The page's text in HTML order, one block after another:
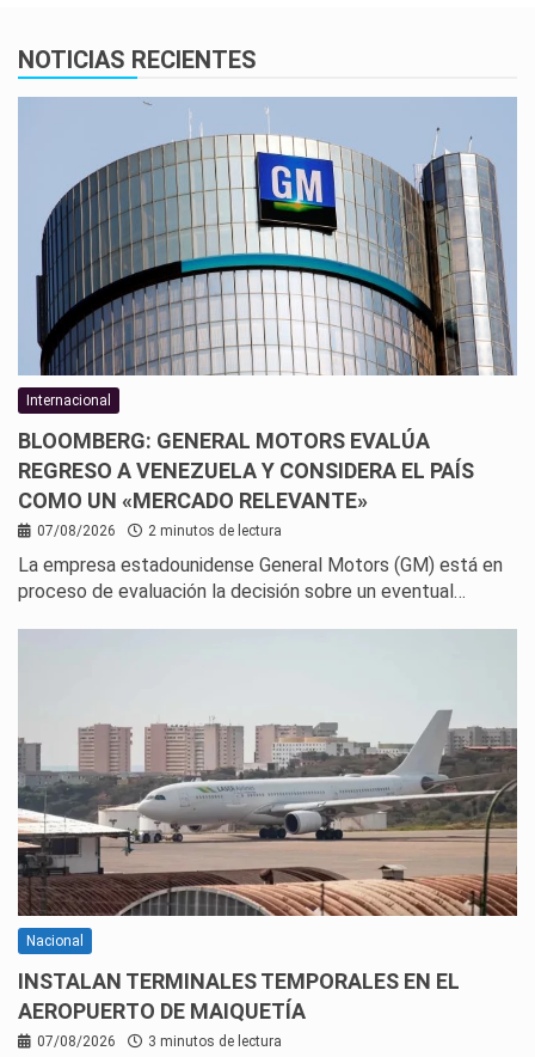
NOTICIAS RECIENTES
Internacional
BLOOMBERG: GENERAL MOTORS EVALÚA
REGRESO A VENEZUELA Y CONSIDERA EL PAÍS
COMO UN «MERCADO RELEVANTE»
07/08/2026 2 minutos de lectura
La empresa estadounidense General Motors (GM) está en
proceso de evaluación la decisión sobre un eventual…
Nacional
INSTALAN TERMINALES TEMPORALES EN EL
AEROPUERTO DE MAIQUETÍA
07/08/2026 3 minutos de lectura